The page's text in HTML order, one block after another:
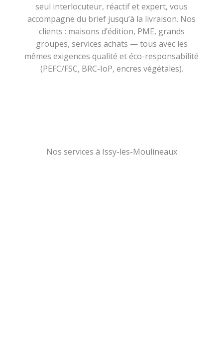
seul interlocuteur, réactif et expert, vous
accompagne du brief jusqu’à la livraison. Nos
clients : maisons d’édition, PME, grands
groupes, services achats — tous avec les
mêmes exigences qualité et éco-responsabilité
(PEFC/FSC, BRC-IoP, encres végétales).
Nos services à Issy-les-Moulineaux